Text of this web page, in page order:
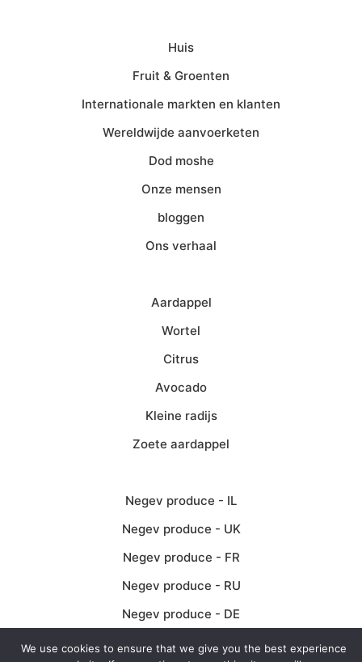
Huis
Fruit & Groenten
Internationale markten en klanten
Wereldwijde aanvoerketen
Dod moshe
Onze mensen
bloggen
Ons verhaal
Aardappel
Wortel
Citrus
Avocado
Kleine radijs
Zoete aardappel
Negev produce - IL
Negev produce - UK
Negev produce - FR
Negev produce - RU
Negev produce - DE
Negev produce - ES
We use cookies to ensure that we give you the best experience